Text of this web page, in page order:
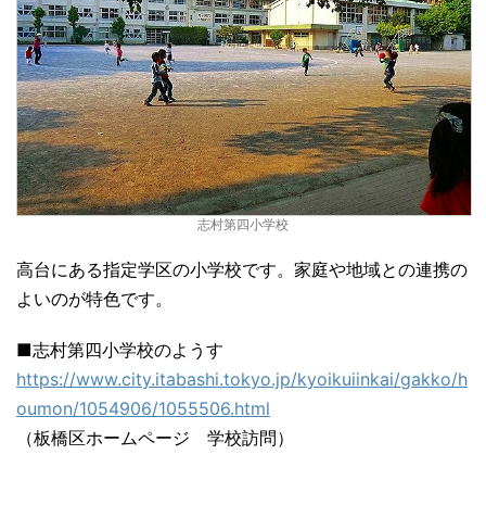
志村第四小学校
高台にある指定学区の小学校です。家庭や地域との連携の
よいのが特色です。
■志村第四小学校のようす
https://www.city.itabashi.tokyo.jp/kyoikuiinkai/gakko/h
oumon/1054906/1055506.html
（板橋区ホームページ 学校訪問）